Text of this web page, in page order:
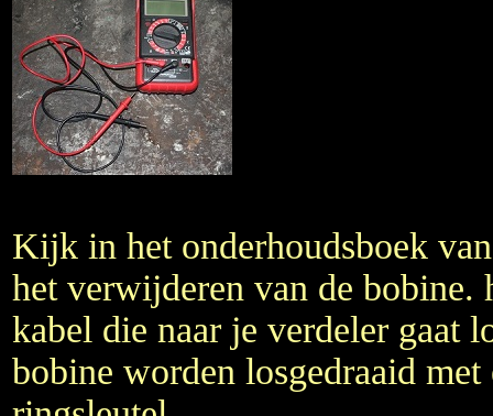
Kijk in het onderhoudsboek
het verwijderen van de bobine.
kabel die naar je verdeler gaat
bobine worden losgedraaid met